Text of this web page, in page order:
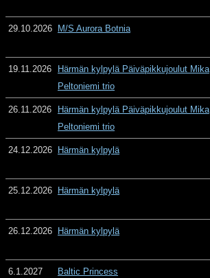
29.10.2026 M/S Aurora Botnia
19.11.2026
Härmän kylpylä Päiväpikkujoulut Mika
Peltoniemi trio
26.11.2026
Härmän kylpylä Päiväpikkujoulut Mika
Peltoniemi trio
24.12.2026 Härmän kylpylä
25.12.2026 Härmän kylpylä
26.12.2026 Härmän kylpylä
6.1.2027 Baltic Princess